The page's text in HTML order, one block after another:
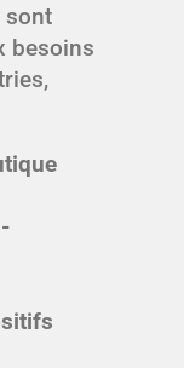
sont
besoins